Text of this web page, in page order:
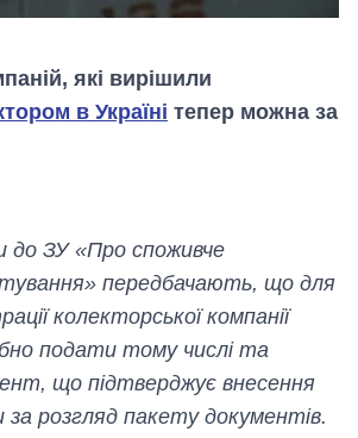
які вирішили
в Україні тепер можна за
до ЗУ «Про споживче
передбачають, що для
колекторської компанії
подати тому числі та
що підтверджує внесення
розгляд пакету документів.